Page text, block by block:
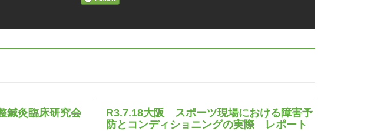
鍼灸臨床研究会
R3.7.18大阪 スポーツ現場における障害予
防とコンディショニングの実際 レポート